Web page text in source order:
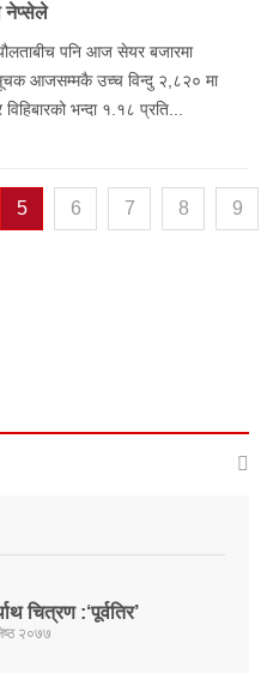
नेप्सेले
पनि आज सेयर बजारमा
आजसम्मकै उच्च विन्दु २,८२० मा
भन्दा १.१८ प्रति...
5 6 7 8 9
चित्रण :‘पूर्वतिर’
२०७७